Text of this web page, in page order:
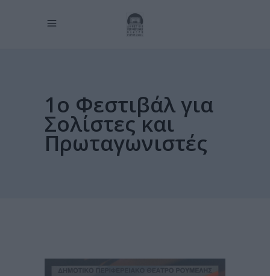
1ο Φεστιβάλ για
Σολίστες και
Πρωταγωνιστές